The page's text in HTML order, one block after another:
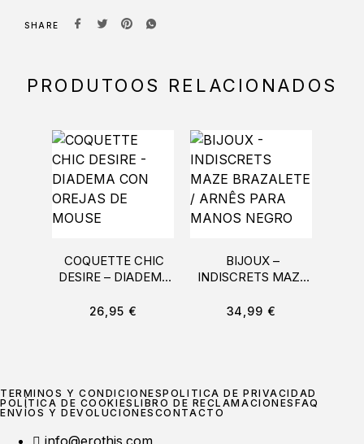
SHARE
PRODUTOOS RELACIONADOS
COQUETTE CHIC
DESIRE – DIADEMA
MOUSE
26,95 €
BIJOUX –
INDISCRETS MAZE
ARNÊS PARA
34,99 €
TÉRMINOS Y CONDICIONESPOLÍTICA DE PRIVACIDAD
POLÍTICA DE COOKIES LIBRO DE RECLAMACIONES FAQ
ENVÍOS Y DEVOLUCIONES CONTACTO
info@erothis.com